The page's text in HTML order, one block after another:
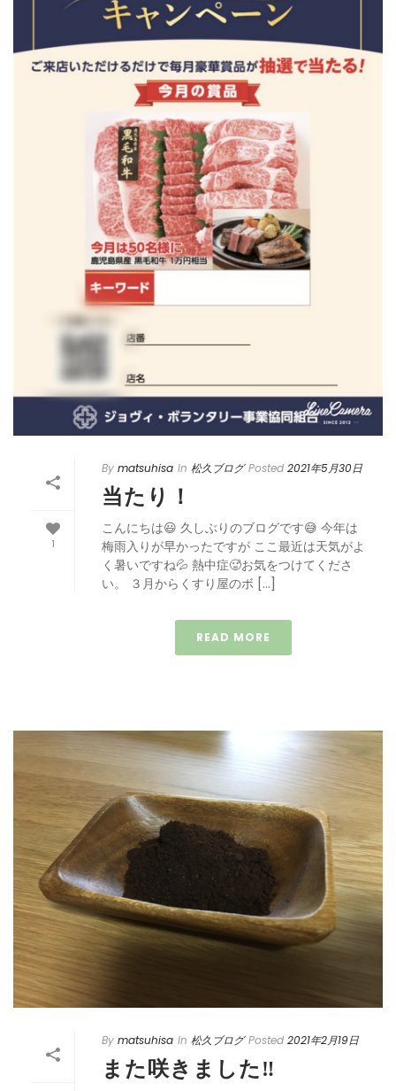
1
By matsuhisa In 松久ブログ Posted 2021年5月30日
当たり！
こんにちは😃 久しぶりのブログです😅 今年は
梅雨入りが早かったですが ここ最近は天気がよ
く暑いですね💦 熱中症🥵お気をつけてくださ
い。 ３月からくすり屋のボ […]
READ MORE
By matsuhisa In 松久ブログ Posted 2021年2月19日
また咲きました‼️